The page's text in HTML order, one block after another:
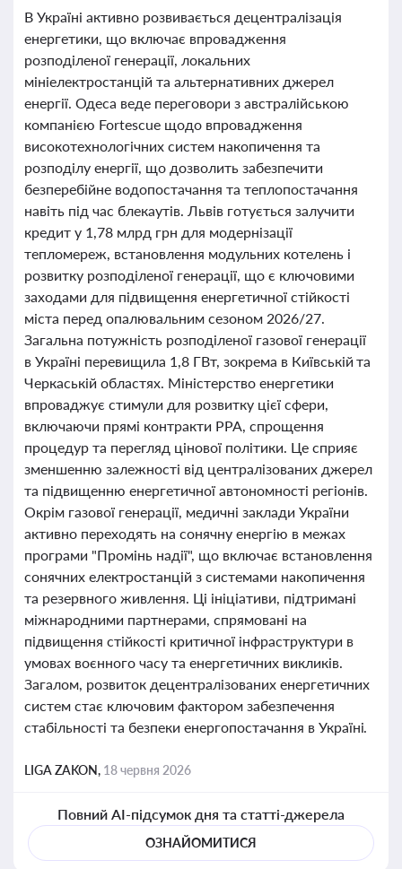
В Україні активно розвивається децентралізація
енергетики, що включає впровадження
розподіленої генерації, локальних
мініелектростанцій та альтернативних джерел
енергії. Одеса веде переговори з австралійською
компанією Fortescue щодо впровадження
високотехнологічних систем накопичення та
розподілу енергії, що дозволить забезпечити
безперебійне водопостачання та теплопостачання
навіть під час блекаутів. Львів готується залучити
кредит у 1,78 млрд грн для модернізації
тепломереж, встановлення модульних котелень і
розвитку розподіленої генерації, що є ключовими
заходами для підвищення енергетичної стійкості
міста перед опалювальним сезоном 2026/27.
Загальна потужність розподіленої газової генерації
в Україні перевищила 1,8 ГВт, зокрема в Київській та
Черкаській областях. Міністерство енергетики
впроваджує стимули для розвитку цієї сфери,
включаючи прямі контракти PPA, спрощення
процедур та перегляд цінової політики. Це сприяє
зменшенню залежності від централізованих джерел
та підвищенню енергетичної автономності регіонів.
Окрім газової генерації, медичні заклади України
активно переходять на сонячну енергію в межах
програми "Промінь надії", що включає встановлення
сонячних електростанцій з системами накопичення
та резервного живлення. Ці ініціативи, підтримані
міжнародними партнерами, спрямовані на
підвищення стійкості критичної інфраструктури в
умовах воєнного часу та енергетичних викликів.
Загалом, розвиток децентралізованих енергетичних
систем стає ключовим фактором забезпечення
стабільності та безпеки енергопостачання в Україні.
LIGA ZAKON, 18 червня 2026
Повний AI-підсумок дня та статті-джерела
ОЗНАЙОМИТИСЯ